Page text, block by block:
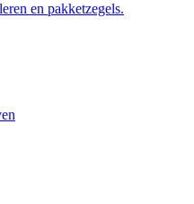
en pakketzegels.